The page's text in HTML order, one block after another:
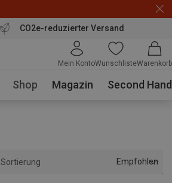
CO2e-reduzierter Versand
Mein KontoWunschlisteWarenkorb
Shop Magazin Second Hand
Sortierung Empfohlen